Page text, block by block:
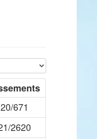
671
2620